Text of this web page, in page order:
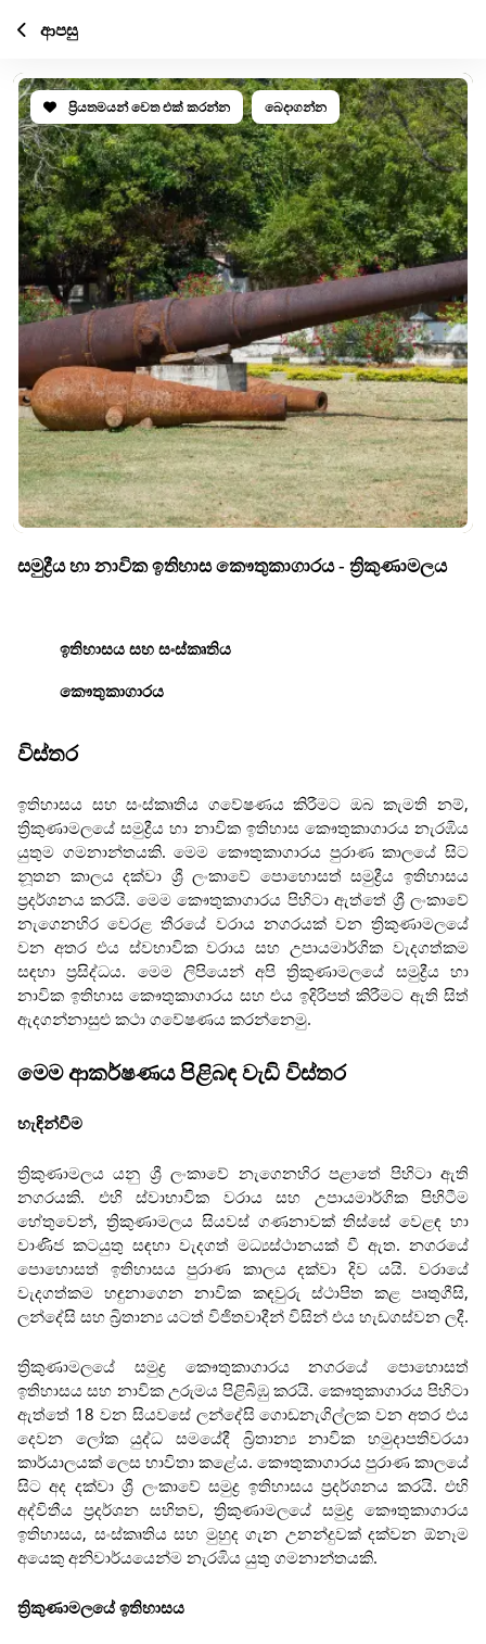
ප්‍රියතමයන් වෙත එක් කරන්න බෙදාගන්න
සමුද්‍රීය හා නාවික ඉතිහාස කෞතුකාගාරය - ත්‍රිකුණාමලය
ඉතිහාසය සහ සංස්කෘතිය
කෞතුකාගාරය
විස්තර
ඉතිහාසය සහ සංස්කෘතිය ගවේෂණය කිරීමට ඔබ කැමති නම්,
ත්‍රිකුණාමලයේ සමුද්‍රීය හා නාවික ඉතිහාස කෞතුකාගාරය නැරඹිය
යුතුම ගමනාන්තයකි. මෙම කෞතුකාගාරය පුරාණ කාලයේ සිට
නූතන කාලය දක්වා ශ්‍රී ලංකාවේ පොහොසත් සමුද්‍රීය ඉතිහාසය
ප්‍රදර්ශනය කරයි. මෙම කෞතුකාගාරය පිහිටා ඇත්තේ ශ්‍රී ලංකාවේ
නැගෙනහිර වෙරළ තීරයේ වරාය නගරයක් වන ත්‍රිකුණාමලයේ
වන අතර එය ස්වභාවික වරාය සහ උපායමාර්ගික වැදගත්කම
සඳහා ප්‍රසිද්ධය. මෙම ලිපියෙන් අපි ත්‍රිකුණාමලයේ සමුද්‍රීය හා
නාවික ඉතිහාස කෞතුකාගාරය සහ එය ඉදිරිපත් කිරීමට ඇති සිත්
ඇදගන්නාසුළු කථා ගවේෂණය කරන්නෙමු.
මෙම ආකර්ෂණය පිළිබඳ වැඩි විස්තර
හැඳින්වීම
ත්‍රිකුණාමලය යනු ශ්‍රී ලංකාවේ නැගෙනහිර පළාතේ පිහිටා ඇති
නගරයකි. එහි ස්වාභාවික වරාය සහ උපායමාර්ගික පිහිටීම
හේතුවෙන්, ත්‍රිකුණාමලය සියවස් ගණනාවක් තිස්සේ වෙළඳ හා
වාණිජ කටයුතු සඳහා වැදගත් මධ්‍යස්ථානයක් වී ඇත. නගරයේ
පොහොසත් ඉතිහාසය පුරාණ කාලය දක්වා දිව යයි. වරායේ
වැදගත්කම හඳුනාගෙන නාවික කඳවුරු ස්ථාපිත කළ පෘතුගීසි,
ලන්දේසි සහ බ්‍රිතාන්‍ය යටත් විජිතවාදීන් විසින් එය හැඩගස්වන ලදී.
ත්‍රිකුණාමලයේ සමුද්‍ර කෞතුකාගාරය නගරයේ පොහොසත්
ඉතිහාසය සහ නාවික උරුමය පිළිබිඹු කරයි. කෞතුකාගාරය පිහිටා
ඇත්තේ 18 වන සියවසේ ලන්දේසි ගොඩනැගිල්ලක වන අතර එය
දෙවන ලෝක යුද්ධ සමයේදී බ්‍රිතාන්‍ය නාවික හමුදාපතිවරයා
කාර්යාලයක් ලෙස භාවිතා කළේය. කෞතුකාගාරය පුරාණ කාලයේ
සිට අද දක්වා ශ්‍රී ලංකාවේ සමුද්‍ර ඉතිහාසය ප්‍රදර්ශනය කරයි. එහි
අද්විතීය ප්‍රදර්ශන සහිතව, ත්‍රිකුණාමලයේ සමුද්‍ර කෞතුකාගාරය
ඉතිහාසය, සංස්කෘතිය සහ මුහුද ගැන උනන්දුවක් දක්වන ඕනෑම
අයෙකු අනිවාර්යයෙන්ම නැරඹිය යුතු ගමනාන්තයකි.
ත්‍රිකුණාමලයේ ඉතිහාසය
ආපසු